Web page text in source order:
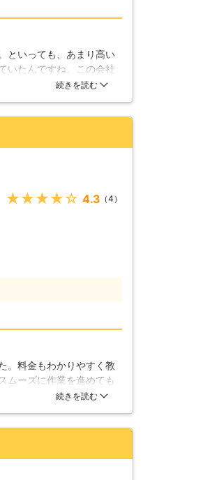
といっても、あまり高い
いたんですね。この会社
んですけど、安かったし
続きを読む
★★★★★ 4.3 （4）
。料金もわかりやすく教
ムーズに作業を進めても
と思える業者を見つける
続きを読む